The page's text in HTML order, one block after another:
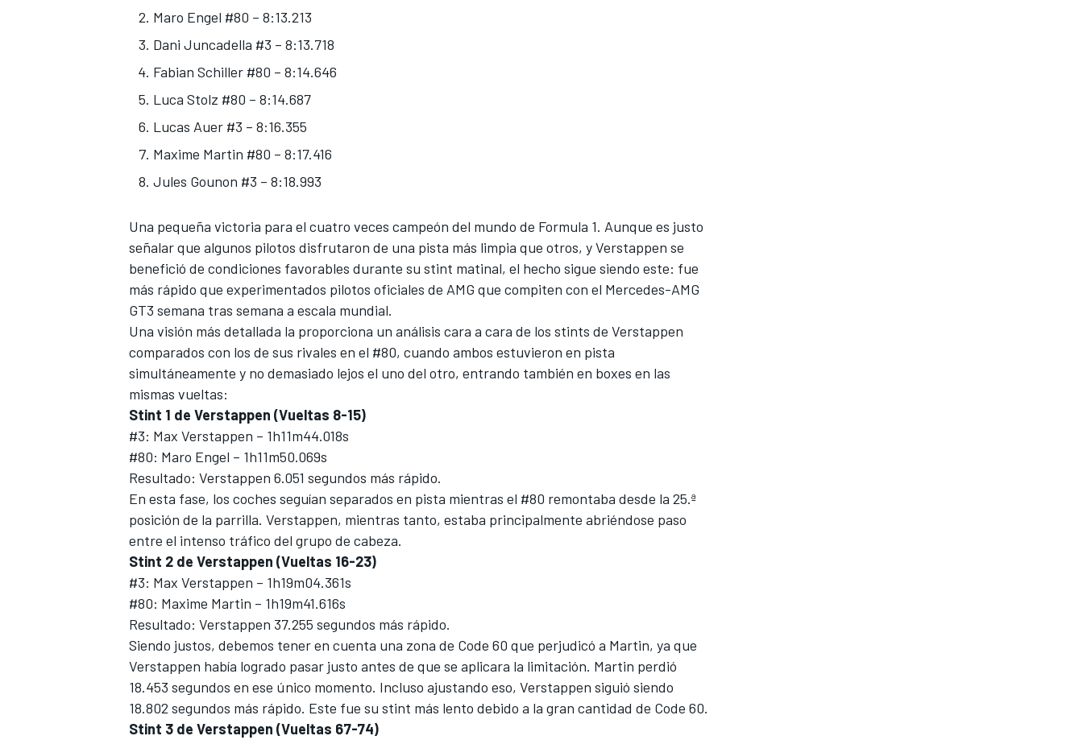
Maro Engel #80 – 8:13.213
Dani Juncadella #3 – 8:13.718
Fabian Schiller #80 – 8:14.646
Luca Stolz #80 – 8:14.687
Lucas Auer #3 – 8:16.355
Maxime Martin #80 – 8:17.416
Jules Gounon #3 – 8:18.993
Una pequeña victoria para el cuatro veces campeón del mundo de Formula 1. Aunque es justo
señalar que algunos pilotos disfrutaron de una pista más limpia que otros, y Verstappen se
benefició de condiciones favorables durante su stint matinal, el hecho sigue siendo este: fue
más rápido que experimentados pilotos oficiales de AMG que compiten con el Mercedes-AMG
GT3 semana tras semana a escala mundial.
Una visión más detallada la proporciona un análisis cara a cara de los stints de Verstappen
comparados con los de sus rivales en el #80, cuando ambos estuvieron en pista
simultáneamente y no demasiado lejos el uno del otro, entrando también en boxes en las
mismas vueltas:
Stint 1 de Verstappen (Vueltas 8-15)
#3: Max Verstappen – 1h11m44.018s
#80: Maro Engel – 1h11m50.069s
Resultado: Verstappen 6.051 segundos más rápido.
En esta fase, los coches seguían separados en pista mientras el #80 remontaba desde la 25.ª
posición de la parrilla. Verstappen, mientras tanto, estaba principalmente abriéndose paso
entre el intenso tráfico del grupo de cabeza.
Stint 2 de Verstappen (Vueltas 16-23)
#3: Max Verstappen – 1h19m04.361s
#80: Maxime Martin – 1h19m41.616s
Resultado: Verstappen 37.255 segundos más rápido.
Siendo justos, debemos tener en cuenta una zona de Code 60 que perjudicó a Martin, ya que
Verstappen había logrado pasar justo antes de que se aplicara la limitación. Martin perdió
18.453 segundos en ese único momento. Incluso ajustando eso, Verstappen siguió siendo
18.802 segundos más rápido. Este fue su stint más lento debido a la gran cantidad de Code 60.
Stint 3 de Verstappen (Vueltas 67-74)